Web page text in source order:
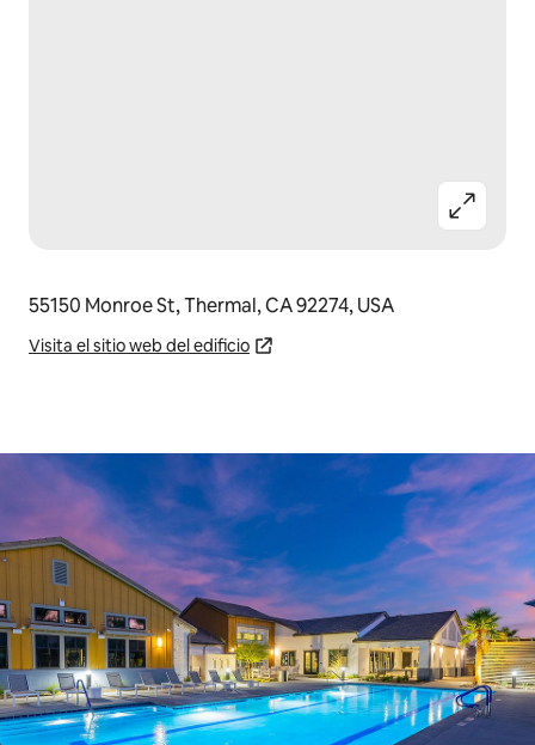
55150 Monroe St, Thermal, CA 92274, USA
Visita el sitio web del edificio